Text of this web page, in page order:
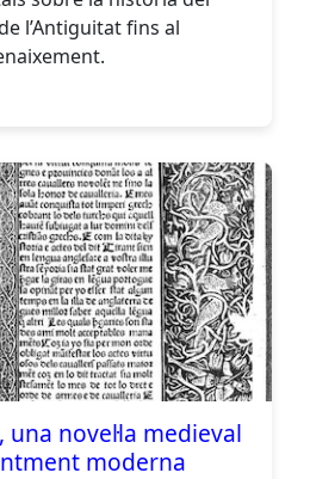
l’Antiguitat fins al
novel·la medieval
moderna